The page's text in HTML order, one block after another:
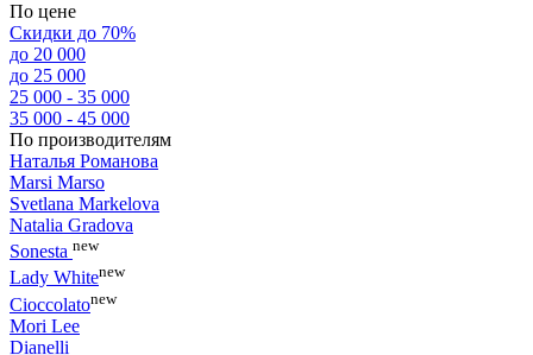
По цене
Скидки до 70%
до 20 000
до 25 000
25 000 - 35 000
35 000 - 45 000
По производителям
Наталья Романова
Marsi Marsо
Svetlana Markelova
Natalia Gradova
Sonesta new
Lady Whitenew
Cioccolatonew
Mori Lee
Dianelli